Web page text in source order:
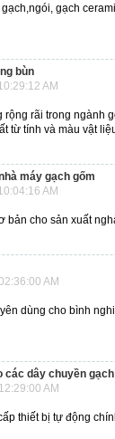
gạch
bùn
AM
rộng rãi trong ngành
từ tính và màu vật
máy gạch gốm
AM
bản cho sản xuất
AM
dùng cho bình
các dây chuyền
AM
thiết bị tự động